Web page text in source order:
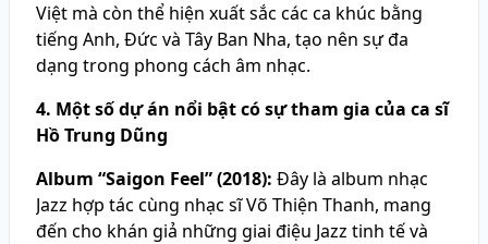
Việt mà còn thể hiện xuất sắc các ca khúc bằng
tiếng Anh, Đức và Tây Ban Nha, tạo nên sự đa
dạng trong phong cách âm nhạc.
4. Một số dự án nổi bật có sự tham gia của ca sĩ
Hồ Trung Dũng
Album “Saigon Feel” (2018): Đây là album nhạc
Jazz hợp tác cùng nhạc sĩ Võ Thiện Thanh, mang
đến cho khán giả những giai điệu Jazz tinh tế và